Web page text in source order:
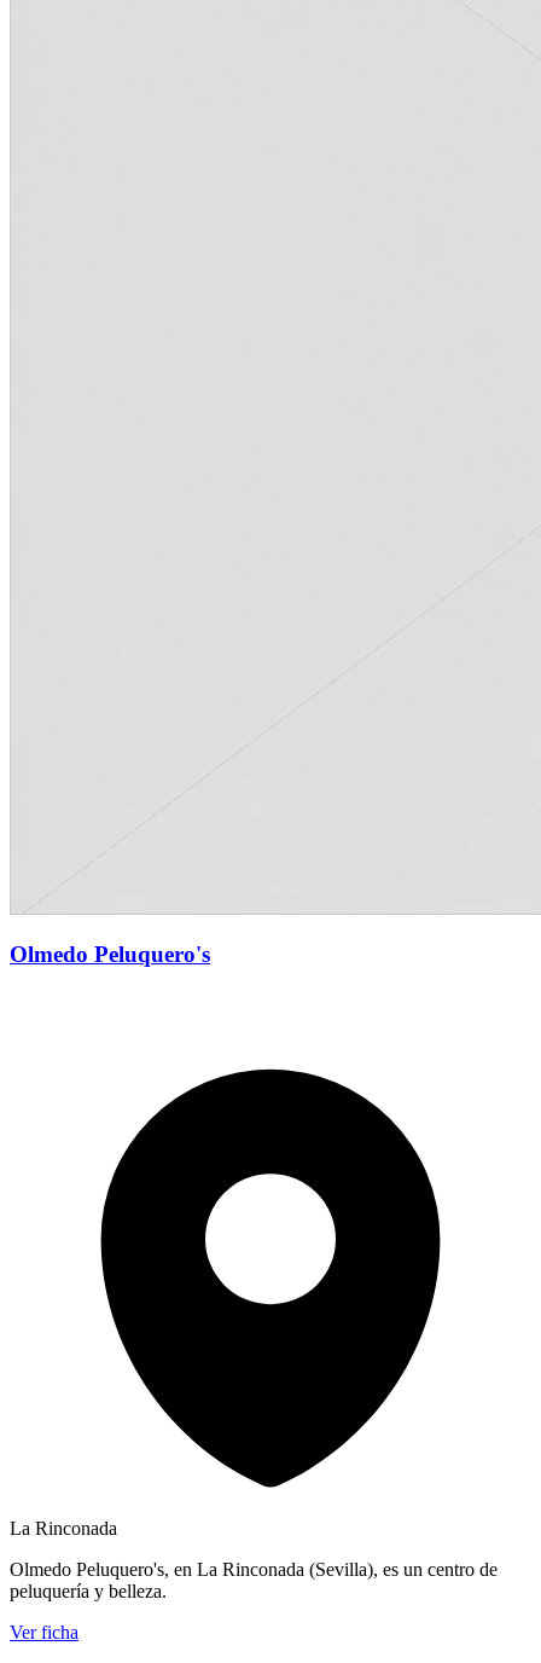
Olmedo Peluquero's
La Rinconada
Olmedo Peluquero's, en La Rinconada (Sevilla), es un centro de
peluquería y belleza.
Ver ficha